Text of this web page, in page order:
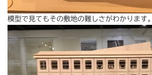
模型で見てもその敷地の難しさがわかります。